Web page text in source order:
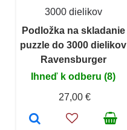
3000 dielikov
Podložka na skladanie
puzzle do 3000 dielikov
Ravensburger
Ihneď k odberu (8)
27,00 €